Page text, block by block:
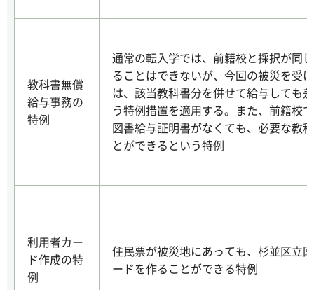
教科書無償
給与事務の
特例
通常の転入学では、前籍校と採択が同
ることはできないが、今回の被災を受
は、該当教科書分を併せて給与しても
う特例措置を適用する。また、前籍校
図書給与証明書がなくても、必要な教
とができるという特例
利用者カー
ド作成の特
例
住民票が被災地にあっても、杉並区立
ードを作ることができる特例